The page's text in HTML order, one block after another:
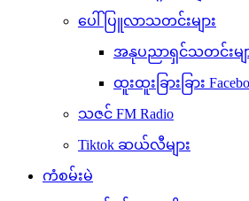
ပေါ်ပြူလာသတင်းများ
အနုပညာရှင်သတင်းမျ
ထူးထူးခြားခြား
သဇင် FM Radio
Tiktok ဆယ်လီများ
ကံစမ်းမဲ